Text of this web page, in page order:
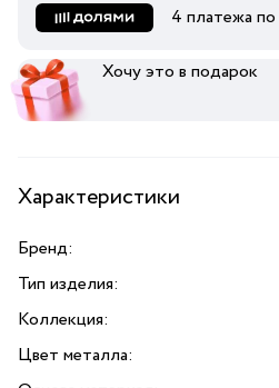
4 платежа по
Хочу это в подарок
Характеристики
Бренд:
Тип изделия:
Коллекция:
Цвет металла: